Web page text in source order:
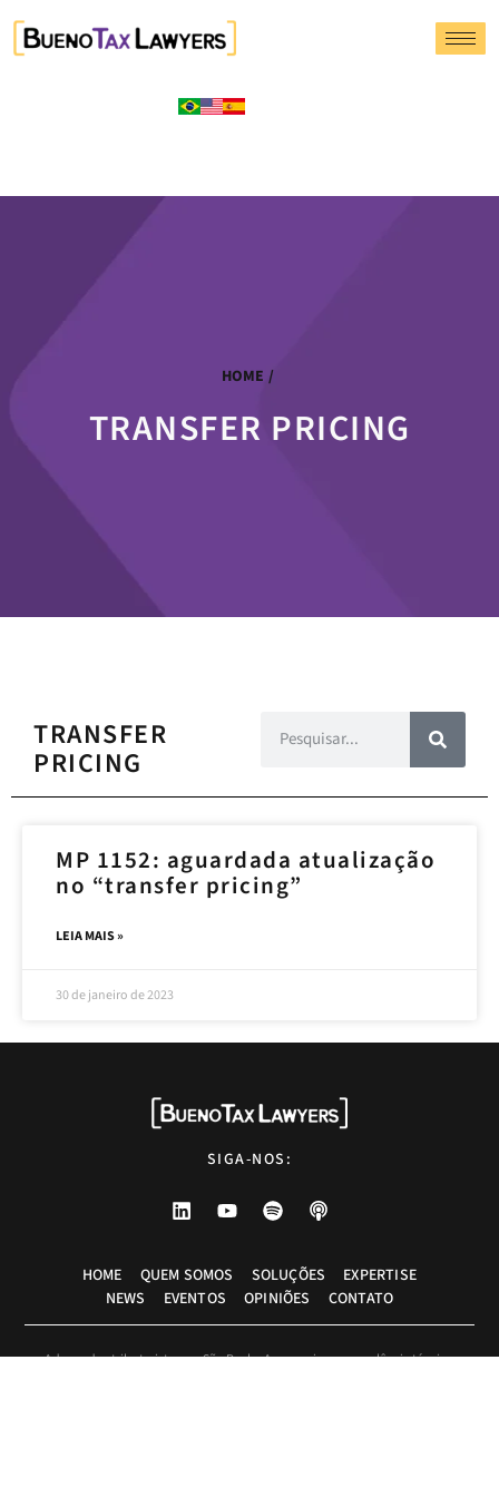
HOME /
TRANSFER PRICING
TRANSFER
PRICING
MP 1152: aguardada atualização
no “transfer pricing”
LEIA MAIS »
30 de janeiro de 2023
SIGA-NOS:
HOME QUEM SOMOS SOLUÇÕES
EXPERTISE
NEWS
EVENTOS OPINIÕES CONTATO
Advogados tributaristas em São Paulo. Assessoria com excelência técnica,